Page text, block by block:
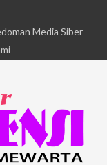
Media Siber